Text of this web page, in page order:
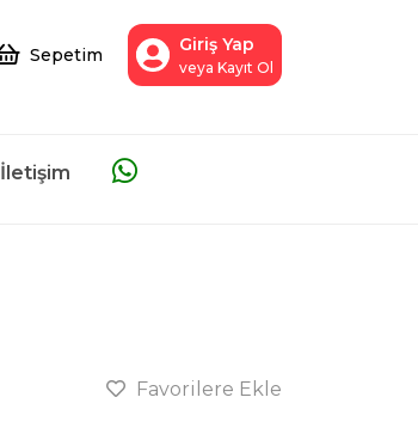
Sepetim Giriş Yap
veya Kayıt Ol
İletişim
Favorilere Ekle